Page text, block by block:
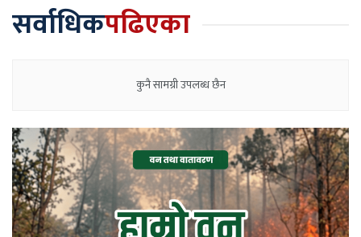
सर्वाधिकपढिएका
कुनै सामग्री उपलब्ध छैन